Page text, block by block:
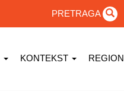
PRETRAGA
KONTEKST REGION